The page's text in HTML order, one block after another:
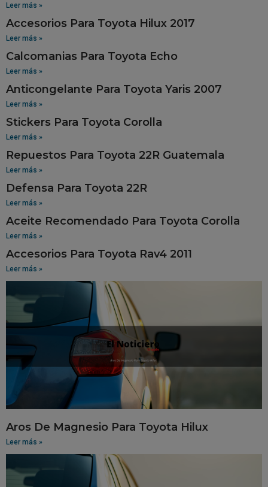
Leer más »
Accesorios Para Toyota Hilux 2017
Leer más »
Calcomanias Para Toyota Echo
Leer más »
Anticongelante Para Toyota Yaris 2007
Leer más »
Stickers Para Toyota Corolla
Leer más »
Repuestos Para Toyota 22R Guatemala
Leer más »
Defensa Para Toyota 22R
Leer más »
Aceite Recomendado Para Toyota Corolla
Leer más »
Accesorios Para Toyota Rav4 2011
Leer más »
Aros De Magnesio Para Toyota Hilux
Leer más »